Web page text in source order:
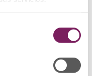
Gipuzkoa